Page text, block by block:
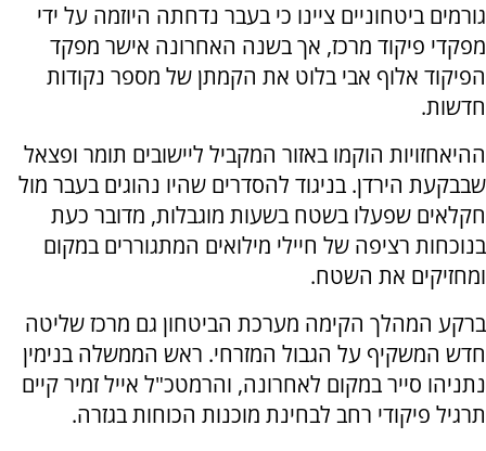
גורמים ביטחוניים ציינו כי בעבר נדחתה היוזמה על ידי
מפקדי פיקוד מרכז, אך בשנה האחרונה אישר מפקד
הפיקוד אלוף אבי בלוט את הקמתן של מספר נקודות
חדשות.
ההיאחזויות הוקמו באזור המקביל ליישובים תומר ופצאל
שבבקעת הירדן. בניגוד להסדרים שהיו נהוגים בעבר מול
חקלאים שפעלו בשטח בשעות מוגבלות, מדובר כעת
בנוכחות רציפה של חיילי מילואים המתגוררים במקום
ומחזיקים את השטח.
ברקע המהלך הקימה מערכת הביטחון גם מרכז שליטה
חדש המשקיף על הגבול המזרחי. ראש הממשלה בנימין
נתניהו סייר במקום לאחרונה, והרמטכ"ל אייל זמיר קיים
תרגיל פיקודי רחב לבחינת מוכנות הכוחות בגזרה.